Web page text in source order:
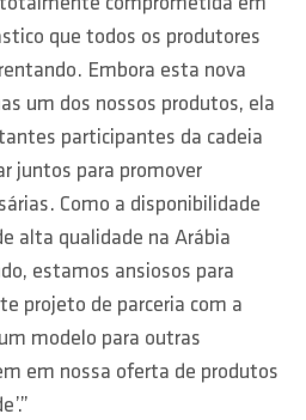
que todos os produtores
Embora esta nova
um dos nossos produtos, ela
participantes da cadeia
juntos para promover
Como a disponibilidade
alta qualidade na Arábia
estamos ansiosos para
projeto de parceria com a
modelo para outras
em nossa oferta de produtos